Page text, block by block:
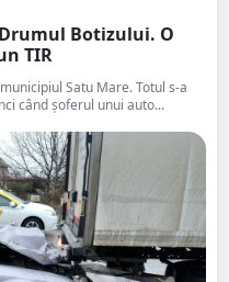
Drumul Botizului. O
TIR
Satu Mare. Totul s-a
când șoferul unui auto...